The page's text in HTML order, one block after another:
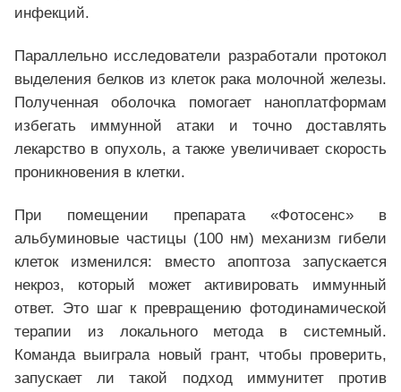
инфекций.
Параллельно исследователи разработали протокол
выделения белков из клеток рака молочной железы.
Полученная оболочка помогает наноплатформам
избегать иммунной атаки и точно доставлять
лекарство в опухоль, а также увеличивает скорость
проникновения в клетки.
При помещении препарата «Фотосенс» в
альбуминовые частицы (100 нм) механизм гибели
клеток изменился: вместо апоптоза запускается
некроз, который может активировать иммунный
ответ. Это шаг к превращению фотодинамической
терапии из локального метода в системный.
Команда выиграла новый грант, чтобы проверить,
запускает ли такой подход иммунитет против